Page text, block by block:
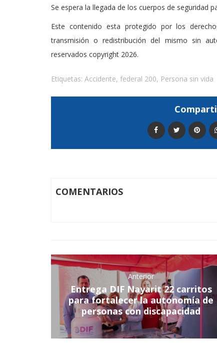
Se espera la llegada de los cuerpos de seguridad
Este contenido esta protegido por los
transmisión o redistribución del mismo sin
reservados copyright 2026.
Etiquetas: Accidente, federal 200, Persona sin vida
COMENTARIOS
Anterior
Entrega DIF Nayarit 22 carritos
para fortalecer la autonomía de
personas con discapacidad